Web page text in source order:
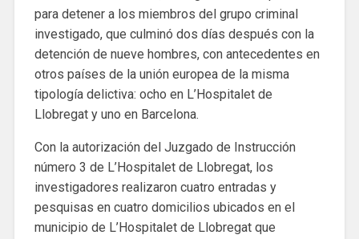
para detener a los miembros del grupo criminal
investigado, que culminó dos días después con la
detención de nueve hombres, con antecedentes en
otros países de la unión europea de la misma
tipología delictiva: ocho en L’Hospitalet de
Llobregat y uno en Barcelona.
Con la autorización del Juzgado de Instrucción
número 3 de L’Hospitalet de Llobregat, los
investigadores realizaron cuatro entradas y
pesquisas en cuatro domicilios ubicados en el
municipio de L’Hospitalet de Llobregat que